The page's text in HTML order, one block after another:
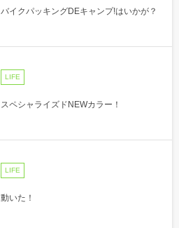
バイクパッキングDEキャンプ!はいかが？
LIFE
スペシャライズドNEWカラー！
LIFE
動いた！